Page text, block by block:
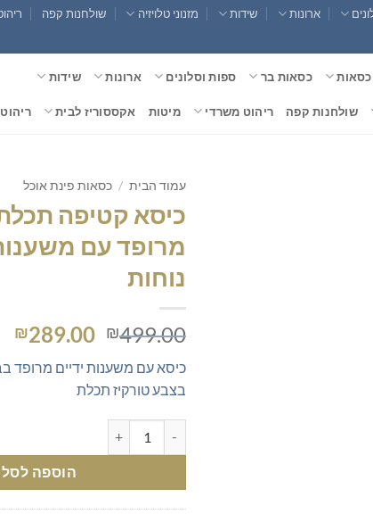
ארונות שידות מזנוני טלויזיה שולחנות קפה
כסאות בר ספות וסלונים ארונות שידות
שולחנות קפה ריהוט משרדי מיטות אקססוריז לבית ריהוט
עמוד הבית / כסאות פינת אוכל
כיסא קטיפה
מרופד עם
נוחות
₪499.00
המחיר
היה:
₪499.00.
₪289.00
כיסא עם משענות ידיים מרופד
בצבע טורקיז תכלת
כמות של כיסא קטיפה תכלת -
הוספה לסל